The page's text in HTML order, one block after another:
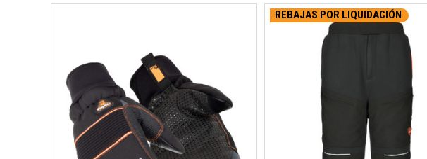
REBAJAS POR LIQUIDACIÓN